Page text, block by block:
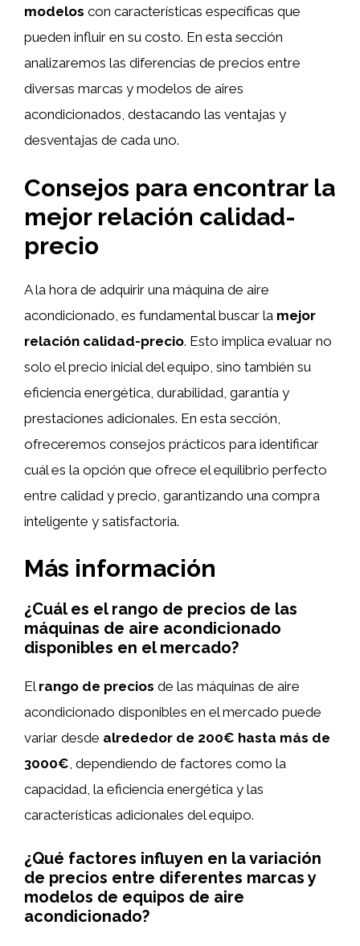
modelos con características específicas que
pueden influir en su costo. En esta sección
analizaremos las diferencias de precios entre
diversas marcas y modelos de aires
acondicionados, destacando las ventajas y
desventajas de cada uno.
Consejos para encontrar la
mejor relación calidad-
precio
A la hora de adquirir una máquina de aire
acondicionado, es fundamental buscar la mejor
relación calidad-precio. Esto implica evaluar no
solo el precio inicial del equipo, sino también su
eficiencia energética, durabilidad, garantía y
prestaciones adicionales. En esta sección,
ofreceremos consejos prácticos para identificar
cuál es la opción que ofrece el equilibrio perfecto
entre calidad y precio, garantizando una compra
inteligente y satisfactoria.
Más información
¿Cuál es el rango de precios de las
máquinas de aire acondicionado
disponibles en el mercado?
El rango de precios de las máquinas de aire
acondicionado disponibles en el mercado puede
variar desde alrededor de 200€ hasta más de
3000€, dependiendo de factores como la
capacidad, la eficiencia energética y las
características adicionales del equipo.
¿Qué factores influyen en la variación
de precios entre diferentes marcas y
modelos de equipos de aire
acondicionado?